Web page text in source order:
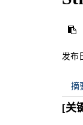
发布
摘
[关